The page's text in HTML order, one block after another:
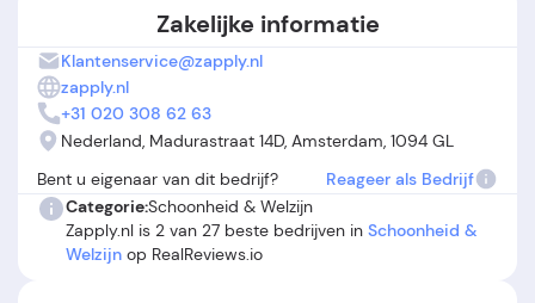
extra producten zoals tassen of flessen. Daarnaast melden
sommige gebruikers dat ze geen merkbaar effect hebben
opgemerkt, zelfs na langdurig gebruik, en vinden enkelen de
productinformatie over ingrediënten zoals ashwaganda
onvoldoende. Leveringsproblemen, vooral buiten
Nederland, en verwarring over bezorgdata komen ook voor.
Samenvattend laten bedrijf ervaringen Zapply.nl zien dat
het bedrijf opvalt door snelle service en klantgerichtheid,
maar dat de werking van de supplementen en de
afhandeling van leveringen wisselend worden ervaren.
Zakelijke informatie
Klantenservice@zapply.nl
zapply.nl
+31 020 308 62 63
Nederland, Madurastraat 14D, Amsterdam, 1094 GL
Bent u eigenaar van dit bedrijf?
Reageer als Bedrijf
Categorie:Schoonheid & Welzijn
Zapply.nl is 2 van 27 beste bedrijven in Schoonheid &
Welzijn op RealReviews.io